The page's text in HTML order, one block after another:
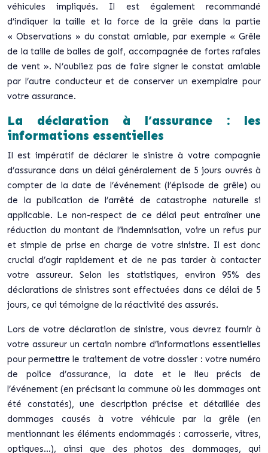
véhicules impliqués. Il est également recommandé
d’indiquer la taille et la force de la grêle dans la partie
« Observations » du constat amiable, par exemple « Grêle
de la taille de balles de golf, accompagnée de fortes rafales
de vent ». N’oubliez pas de faire signer le constat amiable
par l’autre conducteur et de conserver un exemplaire pour
votre assurance.
La déclaration à l’assurance : les
informations essentielles
Il est impératif de déclarer le sinistre à votre compagnie
d’assurance dans un délai généralement de 5 jours ouvrés à
compter de la date de l’événement (l’épisode de grêle) ou
de la publication de l’arrêté de catastrophe naturelle si
applicable. Le non-respect de ce délai peut entraîner une
réduction du montant de l’indemnisation, voire un refus pur
et simple de prise en charge de votre sinistre. Il est donc
crucial d’agir rapidement et de ne pas tarder à contacter
votre assureur. Selon les statistiques, environ 95% des
déclarations de sinistres sont effectuées dans ce délai de 5
jours, ce qui témoigne de la réactivité des assurés.
Lors de votre déclaration de sinistre, vous devrez fournir à
votre assureur un certain nombre d’informations essentielles
pour permettre le traitement de votre dossier : votre numéro
de police d’assurance, la date et le lieu précis de
l’événement (en précisant la commune où les dommages ont
été constatés), une description précise et détaillée des
dommages causés à votre véhicule par la grêle (en
mentionnant les éléments endommagés : carrosserie, vitres,
optiques…), ainsi que des photos des dommages, qui